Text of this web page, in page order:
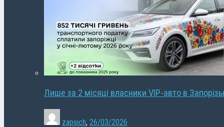
Лише за 2 місяці власники VIP-авто в
zapsich, 26/03/2026